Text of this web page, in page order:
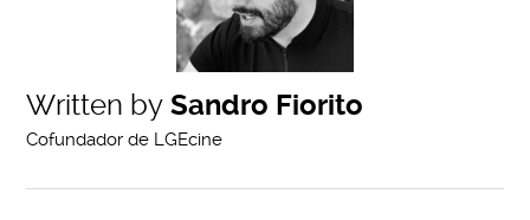
Written by Sandro Fiorito
Cofundador de LGEcine